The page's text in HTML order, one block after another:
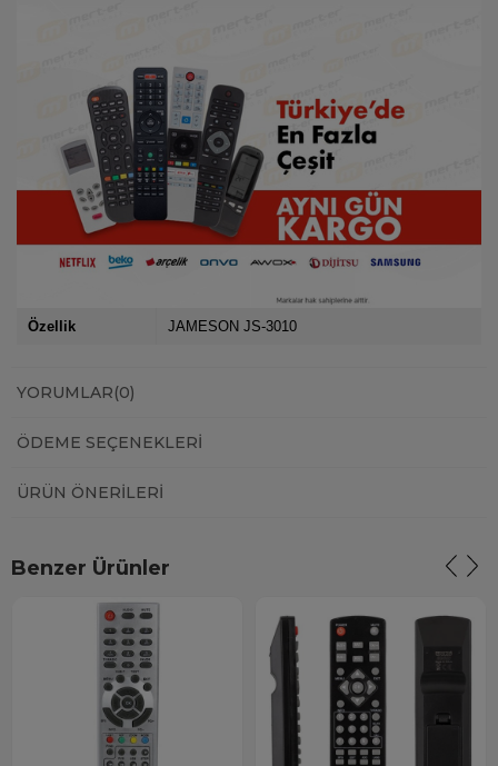
Özellik JAMESON JS-3010
YORUMLAR(0)
ÖDEME SEÇENEKLERI
ÜRÜN ÖNERILERI
Benzer Ürünler